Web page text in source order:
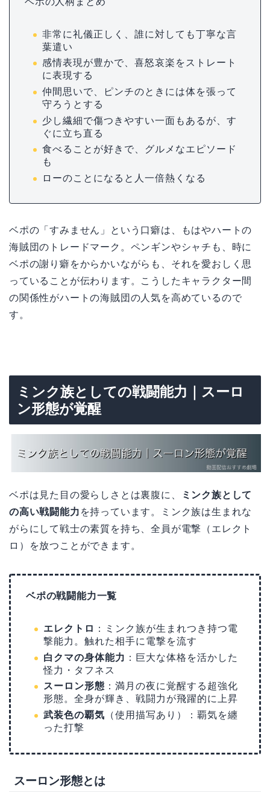
非常に礼儀正しく、誰に対しても丁寧な言
葉遣い
感情表現が豊かで、喜怒哀楽をストレート
に表現する
仲間思いで、ピンチのときには体を張って
守ろうとする
少し繊細で傷つきやすい一面もあるが、す
ぐに立ち直る
食べることが好きで、グルメなエピソード
も
ローのことになると人一倍熱くなる
ベポの「すみません」という口癖は、もはやハートの
海賊団のトレードマーク。ペンギンやシャチも、時に
ベポの謝り癖をからかいながらも、それを愛おしく思
っていることが伝わります。こうしたキャラクター間
の関係性がハートの海賊団の人気を高めているので
す。
ミンク族としての戦闘能力｜スーロ
ン形態が覚醒
ベポは見た目の愛らしさとは裏腹に、
ミンク族として
の高い戦闘能力 を持っています。ミンク族は生まれな
がらにして戦士の素質を持ち、全員が電撃（エレクト
ロ）を放つことができます。
ベポの戦闘能力一覧
エレクトロ ：ミンク族が生まれつき持つ電
撃能力。触れた相手に電撃を流す
白クマの身体能力 ：巨大な体格を活かした
怪力・タフネス
スーロン形態 ：満月の夜に覚醒する超強化
形態。全身が輝き、戦闘力が飛躍的に上昇
武装色の覇気 （使用描写あり）：覇気を纏
った打撃
スーロン形態とは